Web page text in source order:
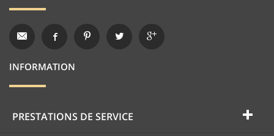
INFORMATION
PRESTATIONS DE SERVICE